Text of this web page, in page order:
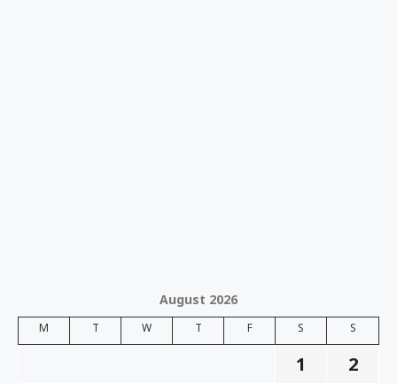
August 2026
M T W T F S S
1 2